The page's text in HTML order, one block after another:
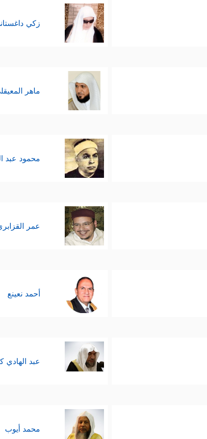
الله بنص القرآن لحكمة يقتضيها التدرج
بسبب التحريف الذي تقدمت الإشارة
النسخ تكررت المناقشة ذاتها، وتقرير حال بني
لآية النسخ لا يتأتى إلا بقطعها من هذا
أن آيات القرآن قد نسخت ما خالفها من
في التوراة بسبب طول الزمن والتدخّل
به الرسالات، وجعله الله حاكمًا ومهيمنًا
ويسعى لها سواء كانت كما يتمنى أو لا.
زكي
ماهر
محمود عبد
عمر
أحمد نعينع
عبد الهادي
محمد أيوب